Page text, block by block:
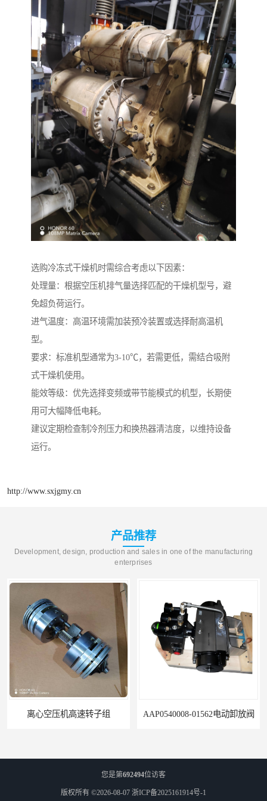
选购冷冻式干燥机时需综合考虑以下因素：
处理量：根据空压机排气量选择匹配的干燥机型号，避
免超负荷运行。
进气温度：高温环境需加装预冷装置或选择耐高温机
型。
要求：标准机型通常为3-10℃，若需更低，需结合吸附
式干燥机使用。
能效等级：优先选择变频或带节能模式的机型，长期使
用可大幅降低电耗。
建议定期检查制冷剂压力和换热器清洁度，以维持设备
运行。
http://www.sxjgmy.cn
产品推荐
Development, design, production and sales in one of the manufacturing
enterprises
离心空压机高速转子组 AAP0540008-01562电动卸放阀
您是第692494位访客
版权所有 ©2026-08-07 浙ICP备2025161914号-1